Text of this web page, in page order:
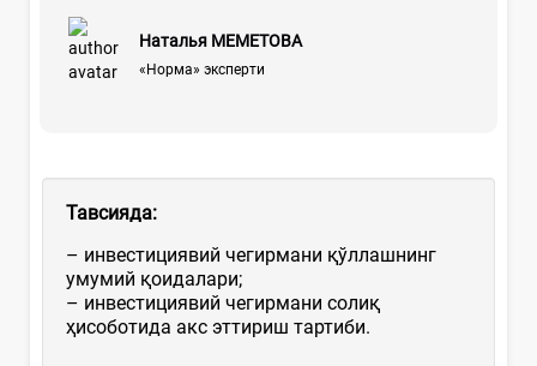
Наталья МЕМЕТОВА
«Норма» эксперти
Тавсияда:
– инвестициявий чегирмани қўллашнинг
умумий қоидалари;
– инвестициявий чегирмани солиқ
ҳисоботида акс эттириш тартиби.